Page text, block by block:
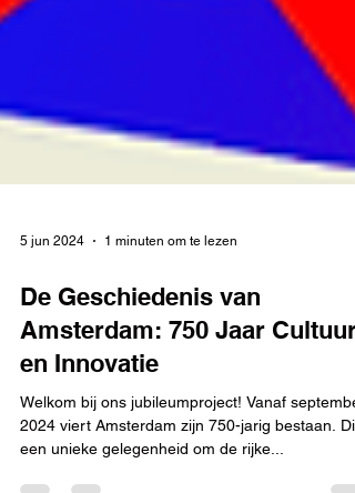
5 jun 2024 1 minuten om te lezen
De Geschiedenis van
Amsterdam: 750 Jaar Cultuur
en Innovatie
Welkom bij ons jubileumproject! Vanaf